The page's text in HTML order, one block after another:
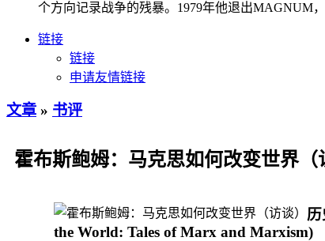
个方向记录战争的残暴。1979年他退出MAGNUM
链接
链接
申请友情链接
文章 » 书评
霍布斯鲍姆：马克思如何改变世界（
the World: Tales of Marx and Marxism)